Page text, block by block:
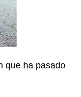
que ha pasado